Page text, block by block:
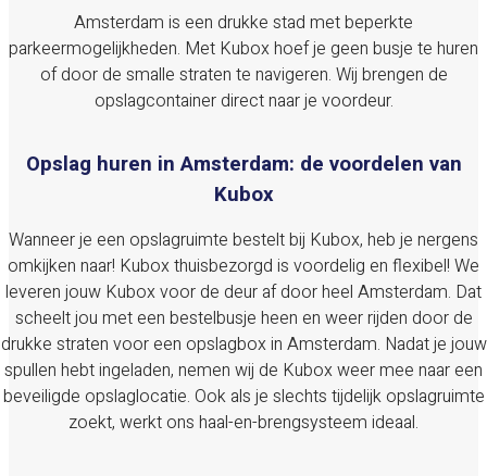
Amsterdam is een drukke stad met beperkte
parkeermogelijkheden. Met Kubox hoef je geen busje te huren
of door de smalle straten te navigeren. Wij brengen de
opslagcontainer direct naar je voordeur.
Opslag huren in Amsterdam: de voordelen van
Kubox
Wanneer je een opslagruimte bestelt bij Kubox, heb je nergens
omkijken naar! Kubox thuisbezorgd is voordelig en flexibel! We
leveren jouw Kubox voor de deur af door heel Amsterdam. Dat
scheelt jou met een bestelbusje heen en weer rijden door de
drukke straten voor een opslagbox in Amsterdam. Nadat je jouw
spullen hebt ingeladen, nemen wij de Kubox weer mee naar een
beveiligde opslaglocatie. Ook als je slechts tijdelijk opslagruimte
zoekt, werkt ons haal-en-brengsysteem ideaal.